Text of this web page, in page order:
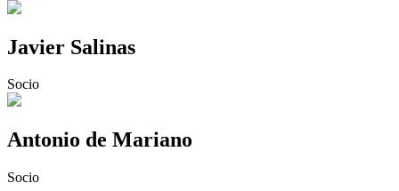
Javier Salinas
Socio
Antonio de Mariano
Socio